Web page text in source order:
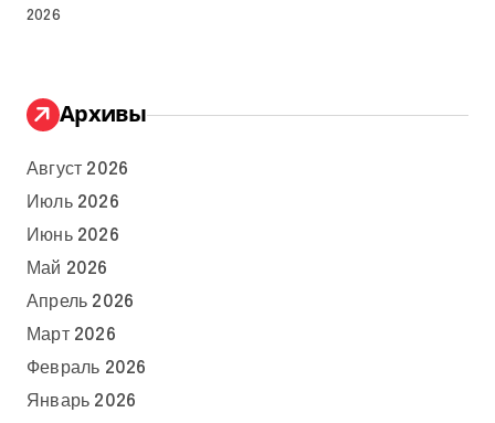
2026
Архивы
Август 2026
Июль 2026
Июнь 2026
Май 2026
Апрель 2026
Март 2026
Февраль 2026
Январь 2026